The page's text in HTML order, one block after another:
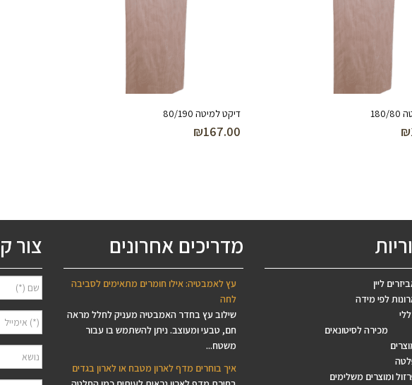
80
₪
דיקט למיטה 80/190
₪167.00
ליין
לפי מידה
מכירה לסיטונאים
ומוצרים משלימים
מדריכים אחרונים
עץ לאמבטיה: אילו חומרים מתאימים לסביבה
לחה
שילוב עץ בחדר האמבטיה מעניק לחלל מראה
חם, טבעי ומעוצב. ניתן להשתמש בו עבור
משטח...
איך בוחרים מדף לארון מטבח או לארון בגדים
צור